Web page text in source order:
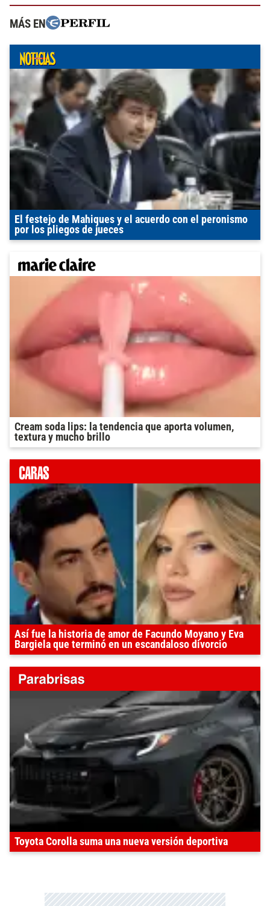
MÁS EN
El festejo de Mahiques y el acuerdo con el peronismo
por los pliegos de jueces
Cream soda lips: la tendencia que aporta volumen,
textura y mucho brillo
Así fue la historia de amor de Facundo Moyano y Eva
Bargiela que terminó en un escandaloso divorcio
Toyota Corolla suma una nueva versión deportiva